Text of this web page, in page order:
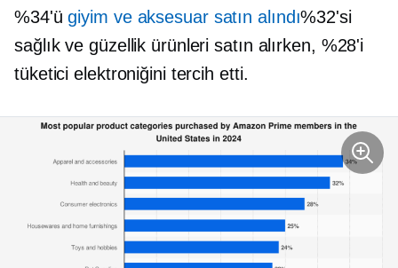
%34'ügiyim ve aksesuar satın alındı%32'si
sağlık ve güzellik ürünleri satın alırken, %28'i
tüketici elektroniğini tercih etti.